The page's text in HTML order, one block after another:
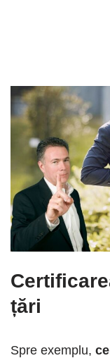
țări
Spre exemplu,